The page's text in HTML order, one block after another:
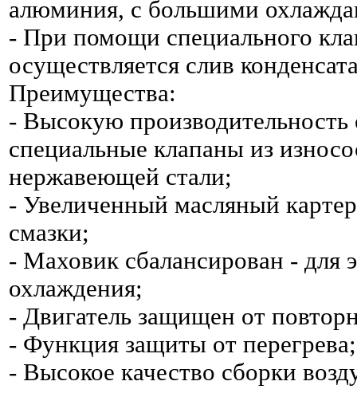
алюминия, с большими
- При помощи специального
осуществляется слив
Преимущества:
- Высокую производительность
специальные клапаны из
нержавеющей стали;
- Увеличенный масляный
смазки;
- Маховик сбалансирован - для
охлаждения;
- Двигатель защищен от
- Функция защиты от перегрева;
- Высокое качество сборки